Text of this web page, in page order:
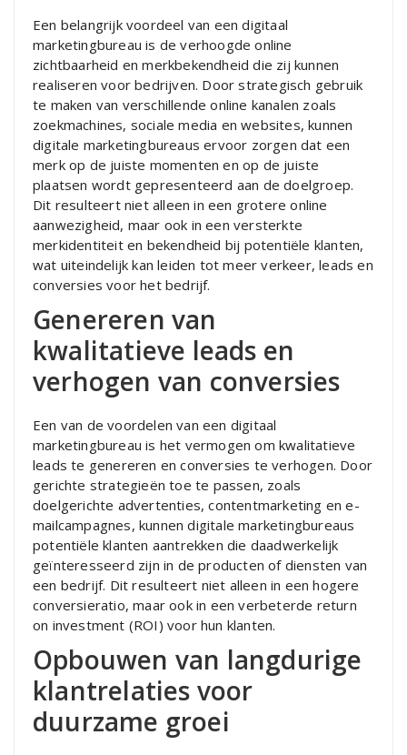
Een belangrijk voordeel van een digitaal
marketingbureau is de verhoogde online
zichtbaarheid en merkbekendheid die zij kunnen
realiseren voor bedrijven. Door strategisch gebruik
te maken van verschillende online kanalen zoals
zoekmachines, sociale media en websites, kunnen
digitale marketingbureaus ervoor zorgen dat een
merk op de juiste momenten en op de juiste
plaatsen wordt gepresenteerd aan de doelgroep.
Dit resulteert niet alleen in een grotere online
aanwezigheid, maar ook in een versterkte
merkidentiteit en bekendheid bij potentiële klanten,
wat uiteindelijk kan leiden tot meer verkeer, leads en
conversies voor het bedrijf.
Genereren van
kwalitatieve leads en
verhogen van conversies
Een van de voordelen van een digitaal
marketingbureau is het vermogen om kwalitatieve
leads te genereren en conversies te verhogen. Door
gerichte strategieën toe te passen, zoals
doelgerichte advertenties, contentmarketing en e-
mailcampagnes, kunnen digitale marketingbureaus
potentiële klanten aantrekken die daadwerkelijk
geïnteresseerd zijn in de producten of diensten van
een bedrijf. Dit resulteert niet alleen in een hogere
conversieratio, maar ook in een verbeterde return
on investment (ROI) voor hun klanten.
Opbouwen van langdurige
klantrelaties voor
duurzame groei